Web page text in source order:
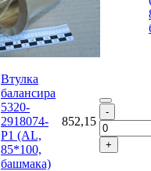
Втулка
балансира
5320-
2918074-
Р1 (AL,
85*100,
башмака)
852,15